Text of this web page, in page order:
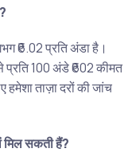
₹6.02 प्रति अंडा है।
100 अंडे ₹602 कीमत
ताज़ा दरों की जांच
सकती हैं?